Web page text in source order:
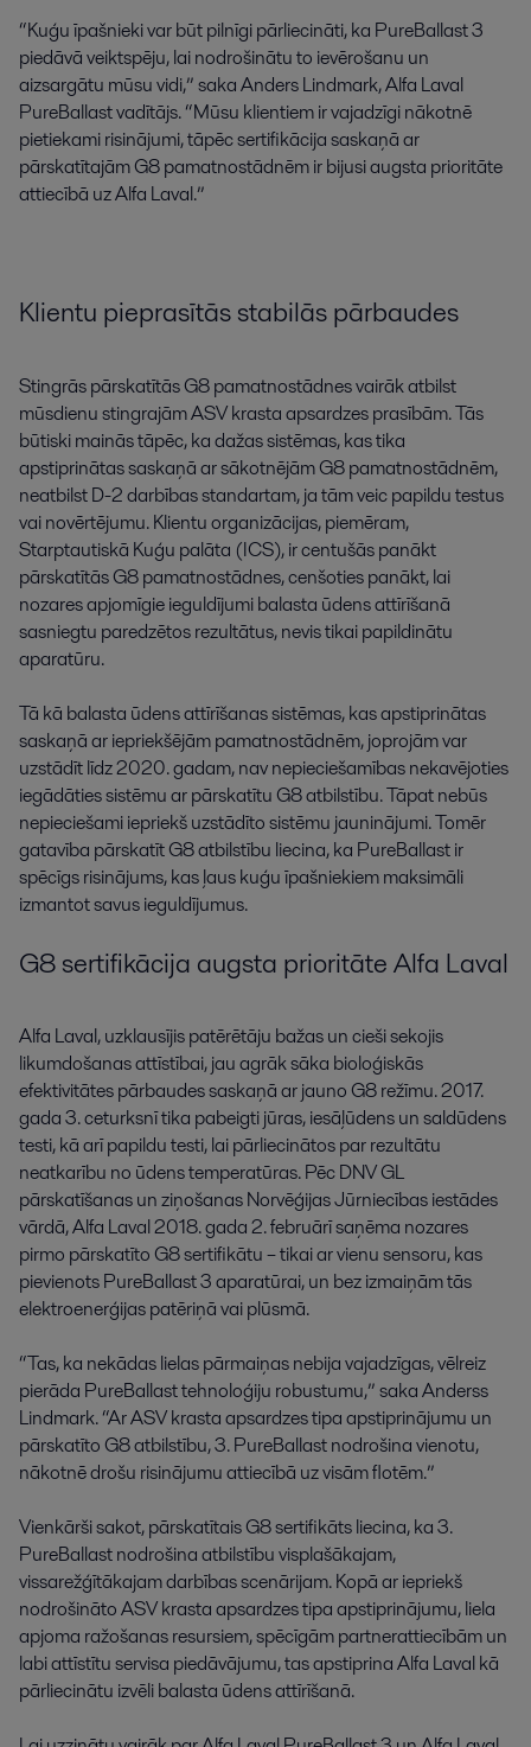
“Kuģuīpašniekivarbūtpilnīgipārliecināti,ka PureBallast3
piedāvāveiktspēju,lainodrošinātuto ievērošanu un
aizsargātu mūsuvidi,”sakaAndersLindmark,Alfa Laval
PureBallastvadītājs.“Mūsu klientiemirvajadzīginākotnē
pietiekamirisinājumi,tāpēcsertifikācijasaskaņāar
pārskatītajāmG8pamatnostādnēmirbijusiaugsta prioritāte
attiecībā uzAlfa Laval.”
Klientu pieprasītāsstabilāspārbaudes
StingrāspārskatītāsG8pamatnostādnesvairākatbilst
mūsdienustingrajāmASVkrastaapsardzesprasībām.Tās
būtiskimaināstāpēc,kadažassistēmas,kastika
apstiprinātassaskaņāarsākotnējāmG8pamatnostādnēm,
neatbilstD-2darbībasstandartam,jatāmveicpapildutestus
vainovērtējumu.Klientuorganizācijas,piemēram,
Starptautiskā Kuģu palāta (ICS),ircentušāspanākt
pārskatītāsG8pamatnostādnes,cenšotiespanākt,lai
nozaresapjomīgieieguldījumibalasta ūdensattīrīšanā
sasniegtu paredzētosrezultātus,nevistikaipapildinātu
aparatūru.
Tā kā balasta ūdensattīrīšanassistēmas,kasapstiprinātas
saskaņāariepriekšējāmpamatnostādnēm,joprojāmvar
uzstādītlīdz2020.gadam,navnepieciešamībasnekavējoties
iegādātiessistēmuarpārskatītu G8atbilstību.Tāpatnebūs
nepieciešamiiepriekšuzstādītosistēmu jauninājumi.Tomēr
gatavība pārskatītG8atbilstību liecina,ka PureBallastir
spēcīgsrisinājums,kasļauskuģuīpašniekiemmaksimāli
izmantotsavusieguldījumus.
G8sertifikācija augsta prioritāteAlfa Laval
Alfa Laval,uzklausījispatērētāju bažasunciešisekojis
likumdošanasattīstībai,jauagrāksāka bioloģiskās
efektivitātespārbaudessaskaņāarjauno G8režīmu.2017.
gada3.ceturksnītika pabeigtijūras,iesāļūdensunsaldūdens
testi,kāarīpapildutesti,laipārliecinātosparrezultātu
neatkarību no ūdenstemperatūras.PēcDNVGL
pārskatīšanasunziņošanasNorvēģijasJūrniecībasiestādes
vārdā,Alfa Laval2018.gada2.februārīsaņēma nozares
pirmo pārskatīto G8sertifikātu–tikaiarvienusensoru,kas
pievienotsPureBallast3aparatūrai,un bezizmaiņāmtās
elektroenerģijaspatēriņāvaiplūsmā.
“Tas,ka nekādaslielaspārmaiņasnebijavajadzīgas,vēlreiz
pierāda PureBallasttehnoloģiju robustumu,”sakaAnderss
Lindmark.“ArASVkrastaapsardzestipaapstiprinājumu un
pārskatīto G8atbilstību,3.PureBallastnodrošinavienotu,
nākotnēdrošu risinājumuattiecībā uzvisāmflotēm.”
Vienkāršisakot,pārskatītaisG8sertifikātsliecina,ka3.
PureBallastnodrošinaatbilstībuvisplašākajam,
vissarežģītākajamdarbībasscenārijam.Kopāariepriekš
nodrošinātoASVkrastaapsardzestipaapstiprinājumu,liela
apjoma ražošanasresursiem,spēcīgāmpartnerattiecībāmun
labiattīstītuservisa piedāvājumu,tasapstiprinaAlfa Lavalkā
pārliecinātu izvēlibalasta ūdensattīrīšanā.